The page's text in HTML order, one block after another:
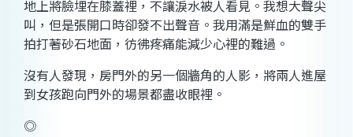
地上將臉埋在膝蓋裡，不讓淚水被人看見。我想大聲尖
叫，但是張開口時卻發不出聲音。我用滿是鮮血的雙手
拍打著砂石地面，彷彿疼痛能減少心裡的難過。
沒有人發現，房門外的另一個牆角的人影，將兩人進屋
到女孩跑向門外的場景都盡收眼裡。
◎